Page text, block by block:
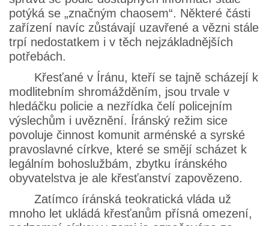
potýká se „značným chaosem“. Některé části
zařízení navíc zůstávají uzavřené a vězni stále
trpí nedostatkem i v těch nejzákladnějších
potřebách.
Křesťané v Íránu, kteří se tajně scházejí k
modlitebním shromážděním, jsou trvale v
hledáčku policie a nezřídka čelí policejním
výslechům i uvěznění. Íránský režim sice
povoluje činnost komunit arménské a syrské
pravoslavné církve, které se smějí scházet k
legálním bohoslužbám, zbytku íránského
obyvatelstva je ale křesťanství zapovězeno.
Zatímco íránská teokratická vláda už
mnoho let ukládá křesťanům přísná omezení,